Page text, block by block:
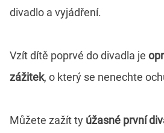
divadlo a vyjádření.
Vzít dítě poprvé do divadla je
zážitek, o který se nenechte
Můžete zažít ty úžasné první